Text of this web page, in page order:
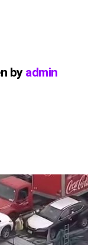
by admin